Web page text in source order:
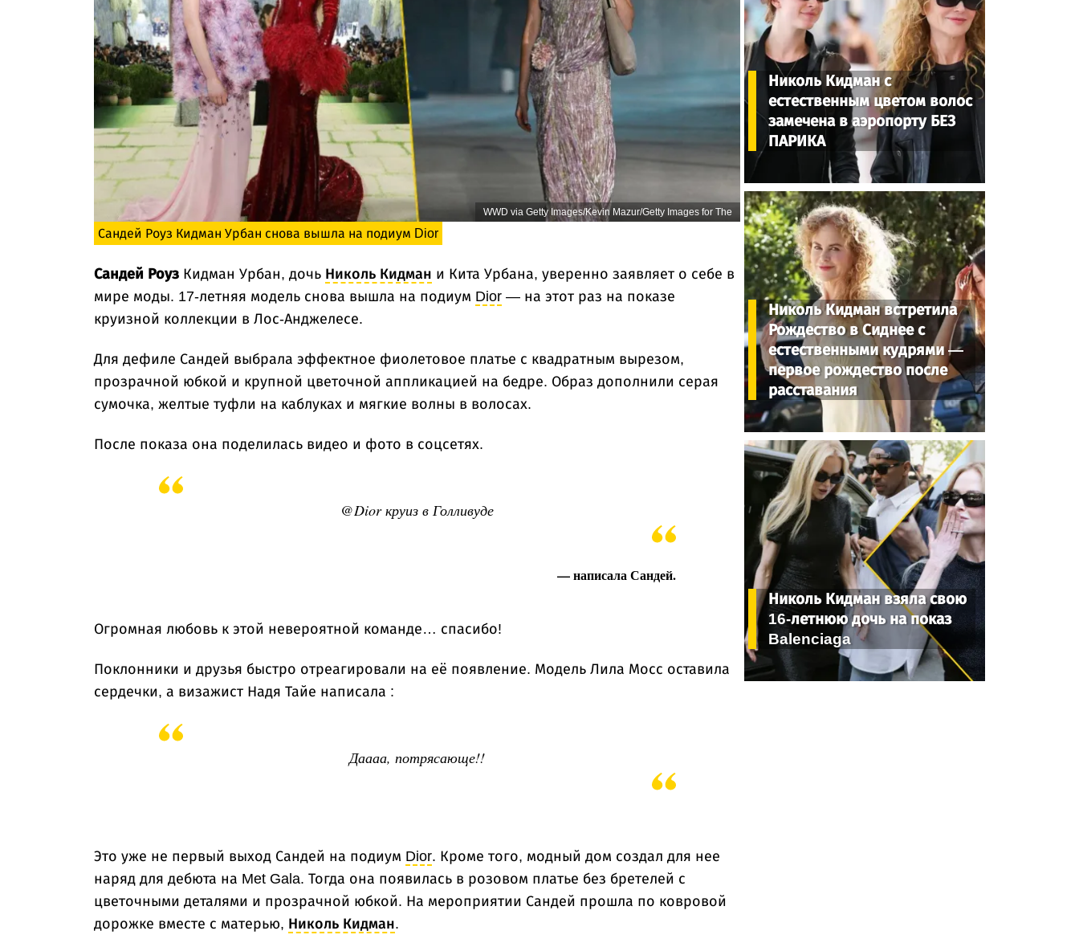
WWD via Getty Images/Kevin Mazur/Getty Images for The
Сандей Роуз Кидман Урбан снова вышла на подиум Dior
Сандей Роуз Кидман Урбан, дочь Николь Кидман и Кита Урбана, уверенно заявляет о себе в
мире моды. 17-летняя модель снова вышла на подиум Dior — на этот раз на показе
круизной коллекции в Лос-Анджелесе.
Для дефиле Сандей выбрала эффектное фиолетовое платье с квадратным вырезом,
прозрачной юбкой и крупной цветочной аппликацией на бедре. Образ дополнили серая
сумочка, желтые туфли на каблуках и мягкие волны в волосах.
После показа она поделилась видео и фото в соцсетях.
@Dior круиз в Голливуде
— написала Сандей.
Огромная любовь к этой невероятной команде… спасибо!
Поклонники и друзья быстро отреагировали на её появление. Модель Лила Мосс оставила
сердечки, а визажист Надя Тайе написала :
Даааа, потрясающе!!
Это уже не первый выход Сандей на подиум Dior. Кроме того, модный дом создал для нее
наряд для дебюта на Met Gala. Тогда она появилась в розовом платье без бретелей с
цветочными деталями и прозрачной юбкой. На мероприятии Сандей прошла по ковровой
дорожке вместе с матерью, Николь Кидман.
Николь Кидман с
естественным цветом волос
замечена в аэропорту БЕЗ
ПАРИКА
Николь Кидман встретила
Рождество в Сиднее с
естественными кудрями —
первое рождество после
расставания
Николь Кидман взяла свою
16-летнюю дочь на показ
Balenciaga